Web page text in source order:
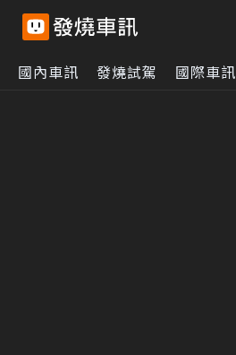
國內車訊 發燒試駕 國際車訊